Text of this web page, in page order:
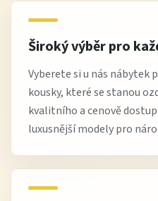
Široký výběr pro
Vyberete si u nás nábytek
kousky, které se stanou
kvalitního a cenově
luxusnější modely pro